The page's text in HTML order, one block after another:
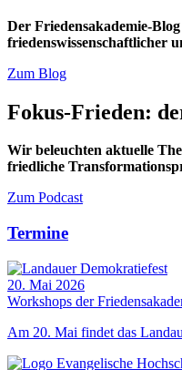
Der Friedensakademie-
friedenswissenschaftlicher
Zum Blog
Fokus-Frieden:
Wir beleuchten aktuelle
friedliche
Zum Podcast
Termine
20. Mai 2026
Workshops der
Am 20. Mai findet das